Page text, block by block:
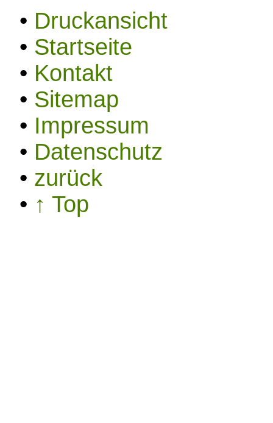
• Druckansicht
• Startseite
• Kontakt
• Sitemap
• Impressum
• Datenschutz
• zurück
• ↑ Top